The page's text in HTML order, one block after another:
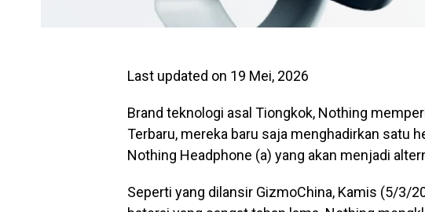
Last updated on 19 Mei, 2026
Brand teknologi asal Tiongkok, Nothing
Terbaru, mereka baru saja menghadirkan satu
Nothing Headphone (a) yang akan menjadi
Seperti yang dilansir GizmoChina, Kamis (5/3/